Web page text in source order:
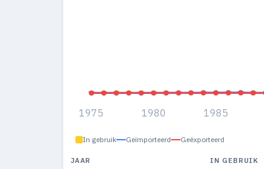
1975 1980 1985
In gebruik Geïmporteerd Geëxporteerd
JAAR IN GEBRUIK